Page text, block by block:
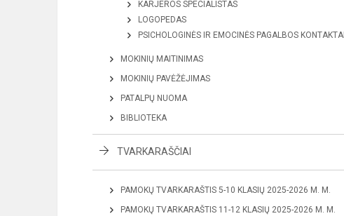
KARJEROS SPECIALISTAS
LOGOPEDAS
PSICHOLOGINĖS IR EMOCINĖS PAGALBOS KONTAKTAI
MOKINIŲ MAITINIMAS
MOKINIŲ PAVĖŽĖJIMAS
PATALPŲ NUOMA
BIBLIOTEKA
TVARKARAŠČIAI
PAMOKŲ TVARKARAŠTIS 5-10 KLASIŲ 2025-2026 M. M.
PAMOKŲ TVARKARAŠTIS 11-12 KLASIŲ 2025-2026 M. M.